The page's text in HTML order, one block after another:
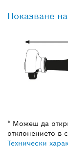
Показване
* Можеш да
отклонението в
Технически